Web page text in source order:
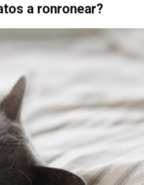
a ronronear?